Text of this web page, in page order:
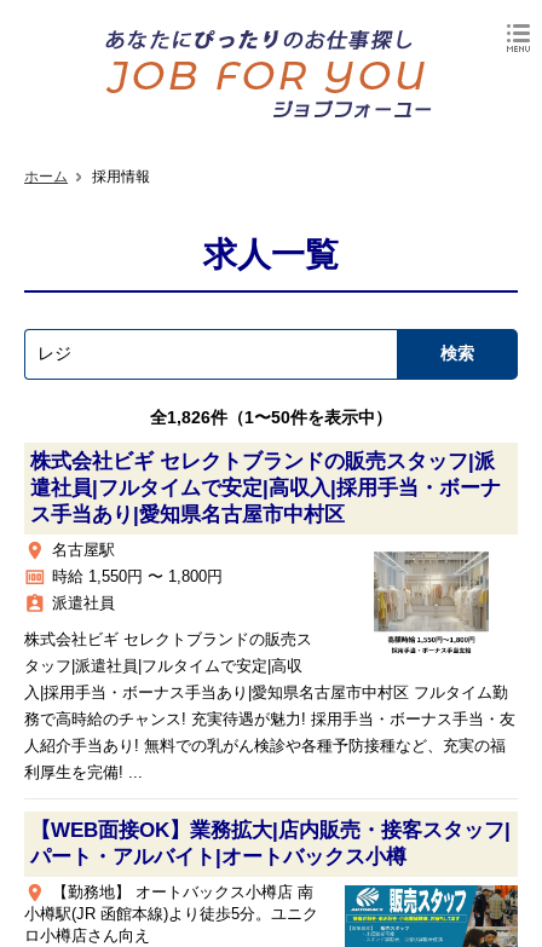
ホーム 採用情報
求人一覧
全1,826件（1〜50件を表示中）
株式会社ビギ セレクトブランドの販売スタッフ|派
遣社員|フルタイムで安定|高収入|採用手当・ボーナ
ス手当あり|愛知県名古屋市中村区
place 名古屋駅
money 時給 1,550円 〜 1,800円
assignment_ind 派遣社員
株式会社ビギ セレクトブランドの販売ス
タッフ|派遣社員|フルタイムで安定|高収
入|採用手当・ボーナス手当あり|愛知県名古屋市中村区 フルタイム勤
務で高時給のチャンス! 充実待遇が魅力! 採用手当・ボーナス手当・友
人紹介手当あり! 無料での乳がん検診や各種予防接種など、充実の福
利厚生を完備! ...
【WEB面接OK】業務拡大|店内販売・接客スタッフ|
パート・アルバイト|オートバックス小樽
place
【勤務地】 オートバックス小樽店 南
小樽駅(JR 函館本線)より徒歩5分。ユニク
ロ小樽店さん向え